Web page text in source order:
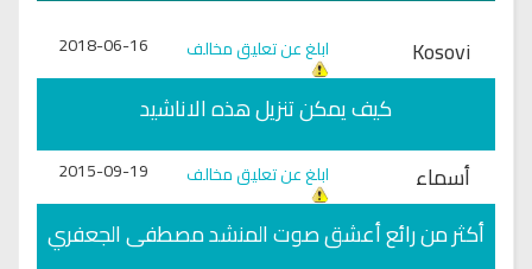
Kosovi ابلغ عن تعليق مخالف 2018-06-16
كيف يمكن تنزيل هذه الاناشيد
أسماء
ابلغ عن تعليق مخالف 2015-09-19
أكثر من رائع أعشق صوت المنشد مصطفى الجعفري